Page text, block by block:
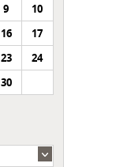
9
10
16
17
23
24
30